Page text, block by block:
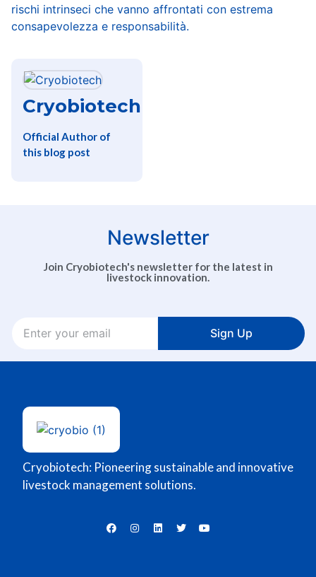
rischi intrinseci che vanno affrontati con estrema
consapevolezza e responsabilità.
Cryobiotech
Official Author of
this blog post
Newsletter
Join Cryobiotech's newsletter for the latest in
livestock innovation.
Sign Up
Cryobiotech: Pioneering sustainable and innovative
livestock management solutions.